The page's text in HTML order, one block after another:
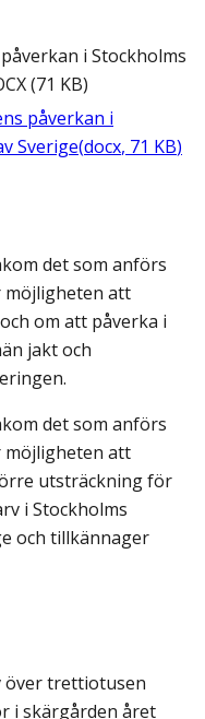
i Stockholms
(71 KB)
påverkan i
Sverige(docx, 71 KB)
det som anförs
möjligheten att
om att påverka i
jakt och
det som anförs
möjligheten att
utsträckning för
i Stockholms
och tillkännager
över trettiotusen
i skärgården året